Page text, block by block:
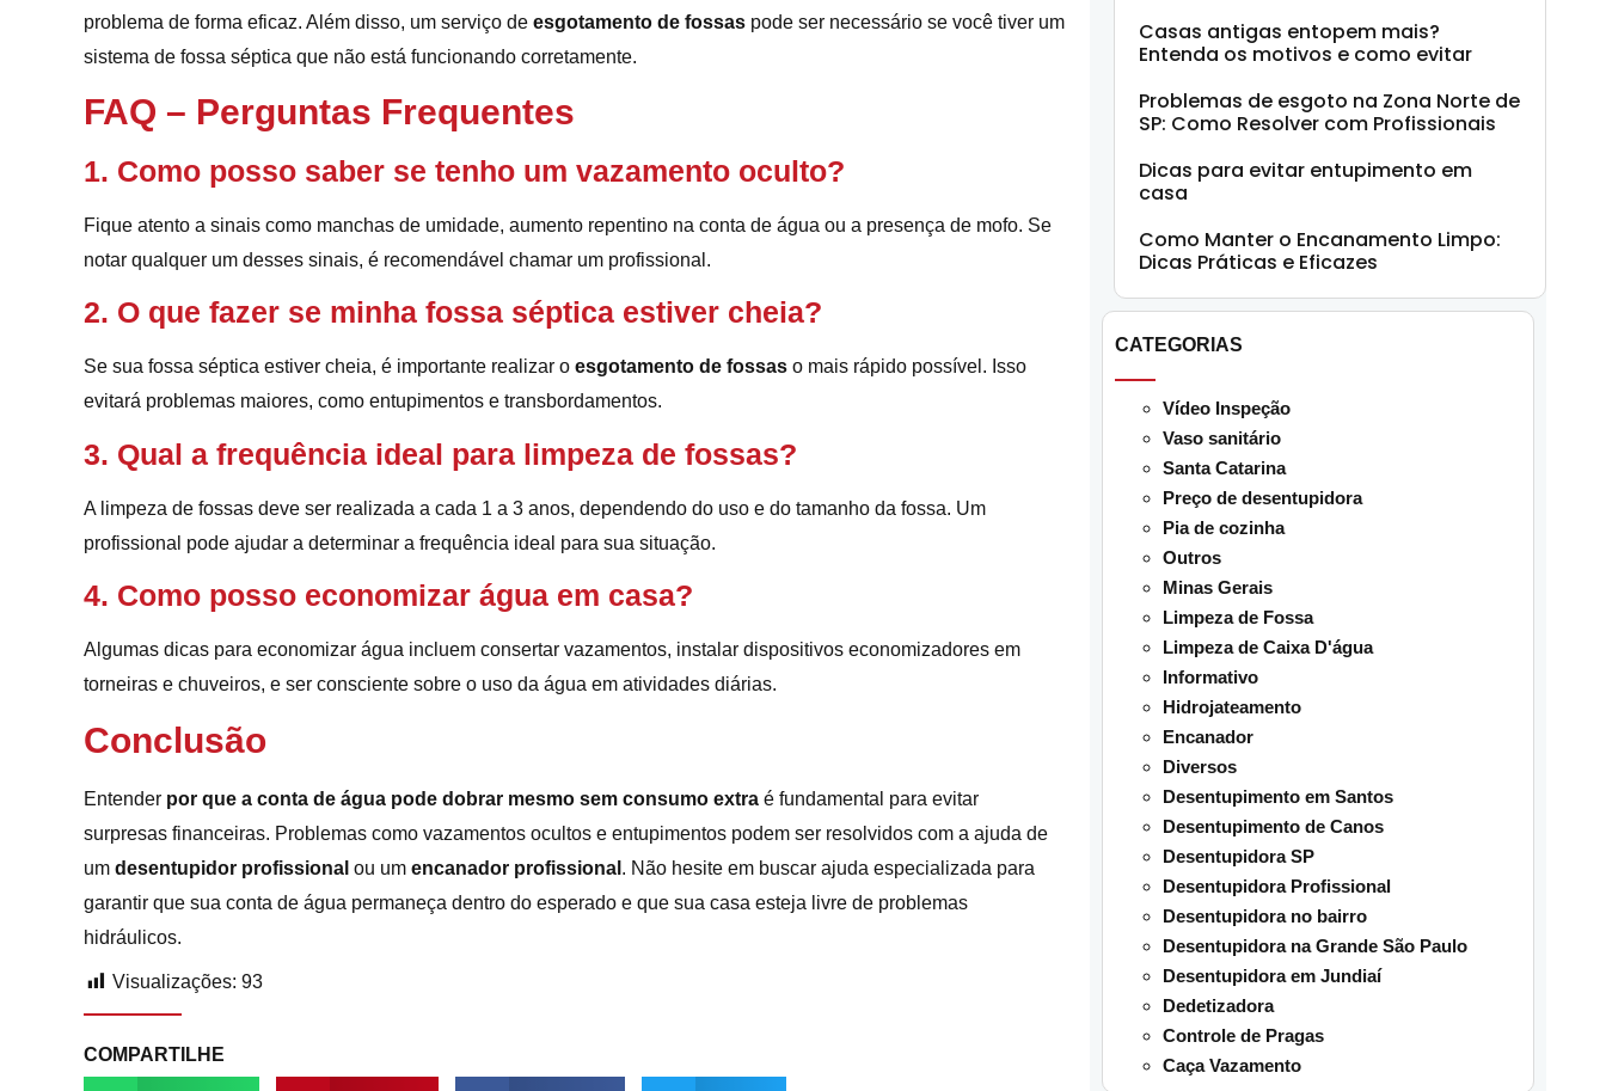
problema de forma eficaz. Além disso, um serviço de esgotamento de fossas pode ser necessário se você tiver um
sistema de fossa séptica que não está funcionando corretamente.
FAQ – Perguntas Frequentes
1. Como posso saber se tenho um vazamento oculto?
Fique atento a sinais como manchas de umidade, aumento repentino na conta de água ou a presença de mofo. Se
notar qualquer um desses sinais, é recomendável chamar um profissional.
2. O que fazer se minha fossa séptica estiver cheia?
Se sua fossa séptica estiver cheia, é importante realizar o esgotamento de fossas o mais rápido possível. Isso
evitará problemas maiores, como entupimentos e transbordamentos.
3. Qual a frequência ideal para limpeza de fossas?
A limpeza de fossas deve ser realizada a cada 1 a 3 anos, dependendo do uso e do tamanho da fossa. Um
profissional pode ajudar a determinar a frequência ideal para sua situação.
4. Como posso economizar água em casa?
Algumas dicas para economizar água incluem consertar vazamentos, instalar dispositivos economizadores em
torneiras e chuveiros, e ser consciente sobre o uso da água em atividades diárias.
Conclusão
Entender por que a conta de água pode dobrar mesmo sem consumo extra é fundamental para evitar
surpresas financeiras. Problemas como vazamentos ocultos e entupimentos podem ser resolvidos com a ajuda de
um desentupidor profissional ou um encanador profissional . Não hesite em buscar ajuda especializada para
garantir que sua conta de água permaneça dentro do esperado e que sua casa esteja livre de problemas
hidráulicos.
Visualizações: 93
COMPARTILHE
Casas antigas entopem mais?
Entenda os motivos e como evitar
Problemas de esgoto na Zona Norte de
SP: Como Resolver com Profissionais
Dicas para evitar entupimento em
casa
Como Manter o Encanamento Limpo:
Dicas Práticas e Eficazes
CATEGORIAS
Vídeo Inspeção
Vaso sanitário
Santa Catarina
Preço de desentupidora
Pia de cozinha
Outros
Minas Gerais
Limpeza de Fossa
Limpeza de Caixa D'água
Informativo
Hidrojateamento
Encanador
Diversos
Desentupimento em Santos
Desentupimento de Canos
Desentupidora SP
Desentupidora Profissional
Desentupidora no bairro
Desentupidora na Grande São Paulo
Desentupidora em Jundiaí
Dedetizadora
Controle de Pragas
Caça Vazamento